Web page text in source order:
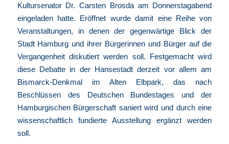
Kultursenator Dr. Carsten Brosda am Donnerstagabend
eingeladen hatte. Eröffnet wurde damit eine Reihe von
Veranstaltungen, in denen der gegenwärtige Blick der
Stadt Hamburg und ihrer Bürgerinnen und Bürger auf die
Vergangenheit diskutiert werden soll. Festgemacht wird
diese Debatte in der Hansestadt derzeit vor allem am
Bismarck-Denkmal im Alten Elbpark, das nach
Beschlüssen des Deutschen Bundestages und der
Hamburgischen Bürgerschaft saniert wird und durch eine
wissenschaftlich fundierte Ausstellung ergänzt werden
soll.